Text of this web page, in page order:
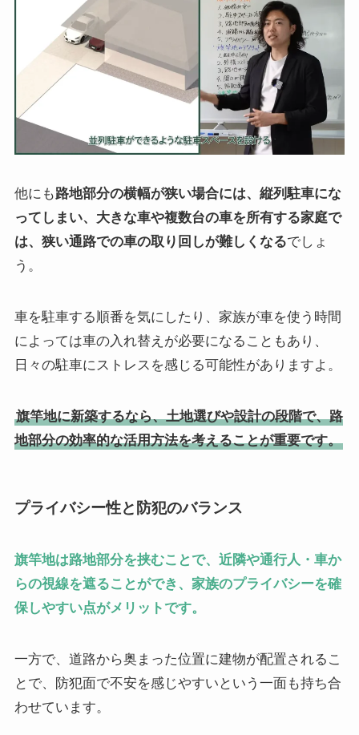
他にも路地部分の横幅が狭い場合には、縦列駐車にな
ってしまい、大きな車や複数台の車を所有する家庭で
は、狭い通路での車の取り回しが難しくなるでしょ
う。
車を駐車する順番を気にしたり、家族が車を使う時間
によっては車の入れ替えが必要になることもあり、
日々の駐車にストレスを感じる可能性がありますよ。
旗竿地に新築するなら、土地選びや設計の段階で、路
地部分の効率的な活用方法を考えることが重要です。
プライバシー性と防犯のバランス
旗竿地は路地部分を挟むことで、近隣や通行人・車か
らの視線を遮ることができ、家族のプライバシーを確
保しやすい点がメリットです。
一方で、道路から奥まった位置に建物が配置されるこ
とで、防犯面で不安を感じやすいという一面も持ち合
わせています。